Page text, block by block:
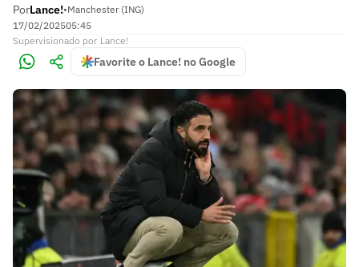
PorLance!•Manchester (ING)
17/02/202505:45
Supervisionado por Lance!
Favorite o Lance! no Google